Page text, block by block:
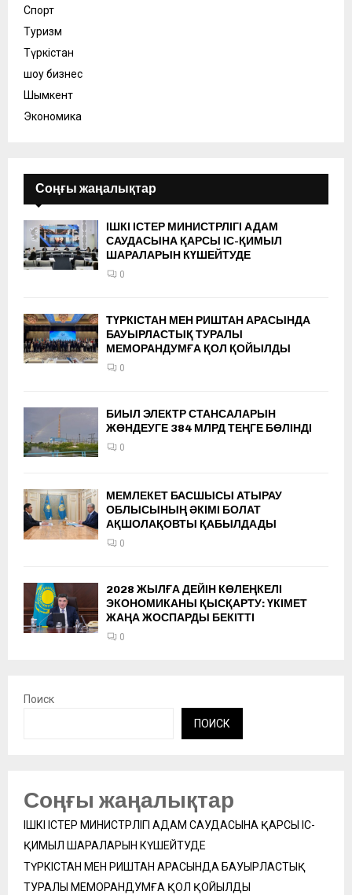
Спорт
Туризм
Түркістан
шоу бизнес
Шымкент
Экономика
Соңғы жаңалықтар
ІШКІ ІСТЕР МИНИСТРЛІГІ АДАМ
САУДАСЫНА ҚАРСЫ ІС-ҚИМЫЛ
ШАРАЛАРЫН КҮШЕЙТУДЕ
0
ТҮРКІСТАН МЕН РИШТАН АРАСЫНДА
БАУЫРЛАСТЫҚ ТУРАЛЫ
МЕМОРАНДУМҒА ҚОЛ ҚОЙЫЛДЫ
0
БИЫЛ ЭЛЕКТР СТАНСАЛАРЫН
ЖӨНДЕУГЕ 384 МЛРД ТЕҢГЕ БӨЛІНДІ
0
МЕМЛЕКЕТ БАСШЫСЫ АТЫРАУ
ОБЛЫСЫНЫҢ ӘКІМІ БОЛАТ
АҚШОЛАҚОВТЫ ҚАБЫЛДАДЫ
0
2028 ЖЫЛҒА ДЕЙІН КӨЛЕҢКЕЛІ
ЭКОНОМИКАНЫ ҚЫСҚАРТУ: ҮКІМЕТ
ЖАҢА ЖОСПАРДЫ БЕКІТТІ
0
Поиск
ПОИСК
Соңғы жаңалықтар
ІШКІ ІСТЕР МИНИСТРЛІГІ АДАМ САУДАСЫНА ҚАРСЫ ІС-
ҚИМЫЛ ШАРАЛАРЫН КҮШЕЙТУДЕ
ТҮРКІСТАН МЕН РИШТАН АРАСЫНДА БАУЫРЛАСТЫҚ
ТУРАЛЫ МЕМОРАНДУМҒА ҚОЛ ҚОЙЫЛДЫ